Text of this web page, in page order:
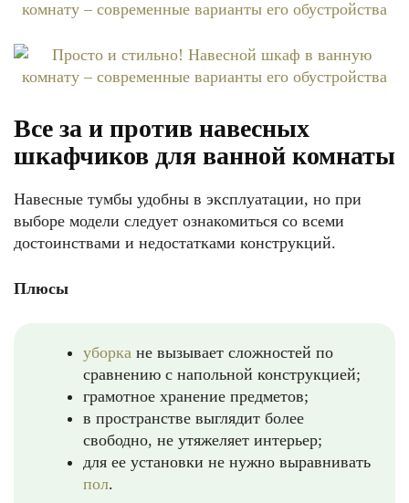
Все за и против навесных
шкафчиков для ванной комнаты
Навесные тумбы удобны в эксплуатации, но при
выборе модели следует ознакомиться со всеми
достоинствами и недостатками конструкций.
Плюсы
уборка не вызывает сложностей по
сравнению с напольной конструкцией;
грамотное хранение предметов;
в пространстве выглядит более
свободно, не утяжеляет интерьер;
для ее установки не нужно выравнивать
пол.